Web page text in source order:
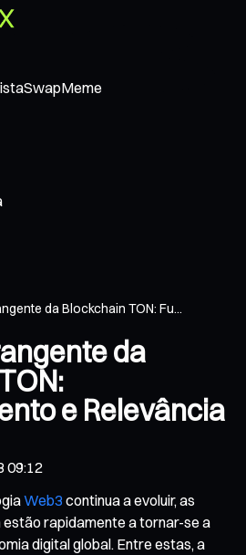
SwapMeme
da Blockchain TON: Fu...
da
e Relevância
09:12
Web3 continua a evoluir, as
rapidamente a tornar-se a
digital global. Entre estas, a